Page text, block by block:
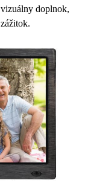
doplnok,